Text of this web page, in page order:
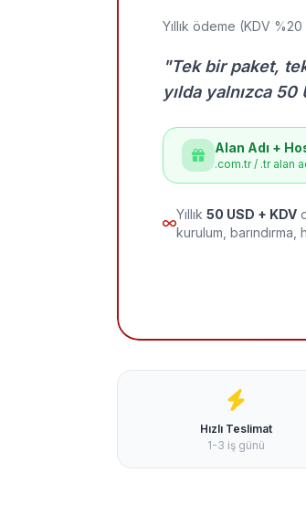
Yıllık ödeme (KDV
"Tek bir paket,
yılda yalnızca 50
Alan Adı +
.com.tr / .tr alan
Yıllık 50 USD + KDV
kurulum, barındırma,
Hızlı Teslimat
1-3 iş günü